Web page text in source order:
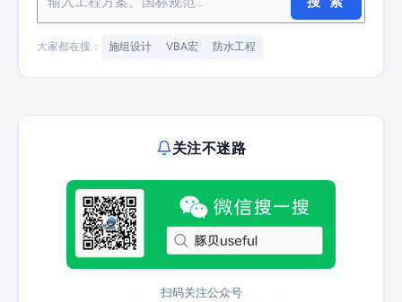
大家都在搜： 施组设计 VBA宏 防水工程
关注不迷路
扫码关注公众号